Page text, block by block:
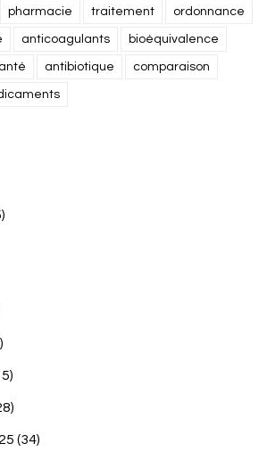
pharmacie traitement ordonnance
anticoagulants bioéquivalence
antibiotique comparaison
(34)